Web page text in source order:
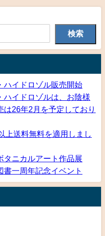
検索
ハイドロゾル販売開始
ハイドロゾルは、お陰様
26年2月を予定しており
上送料無料を適用しまし
ニカルアート作品展
一周年記念イベント